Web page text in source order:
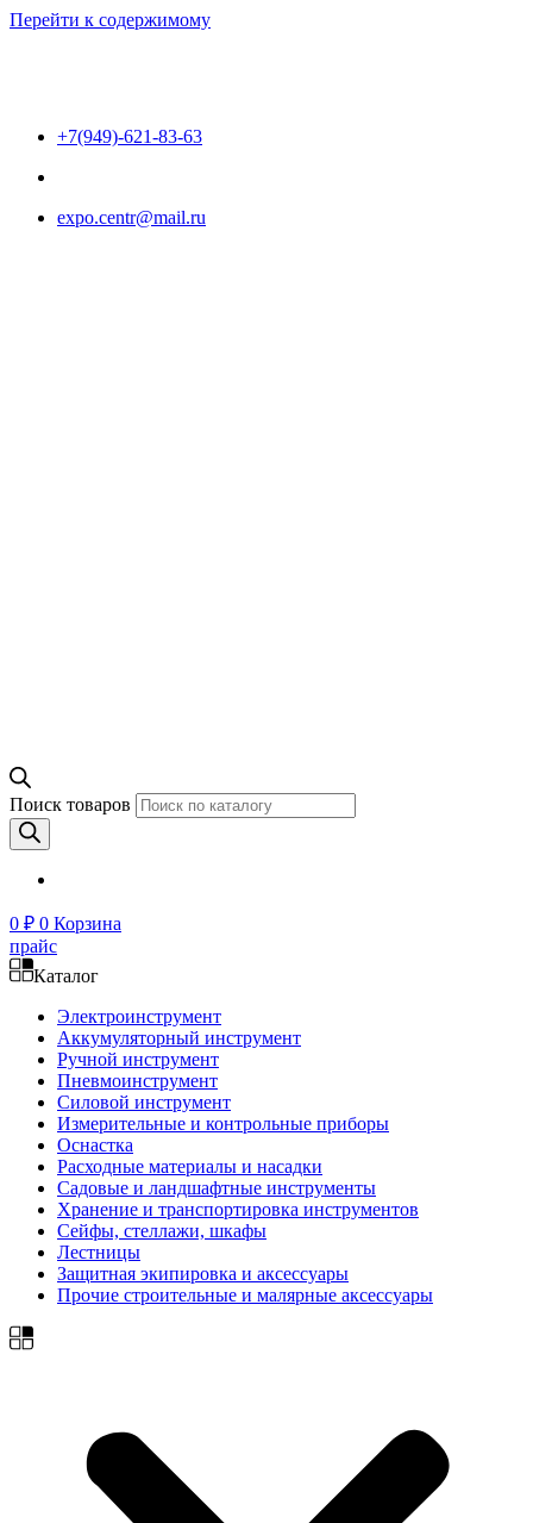
Перейти к содержимому
+7(949)-621-83-63
expo.centr@mail.ru
Поиск товаров
0 ₽ 0 Корзина
прайс
Каталог
Электроинструмент
Аккумуляторный инструмент
Ручной инструмент
Пневмоинструмент
Силовой инструмент
Измерительные и контрольные приборы
Оснастка
Расходные материалы и насадки
Садовые и ландшафтные инструменты
Хранение и транспортировка инструментов
Сейфы, стеллажи, шкафы
Лестницы
Защитная экипировка и аксессуары
Прочие строительные и малярные аксессуары